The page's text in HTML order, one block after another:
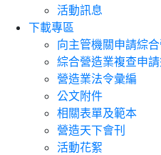
活動訊息
下載專區
向主管機關申請綜
綜合營造業複查申
營造業法令彙編
公文附件
相關表單及範本
營造天下會刊
活動花絮